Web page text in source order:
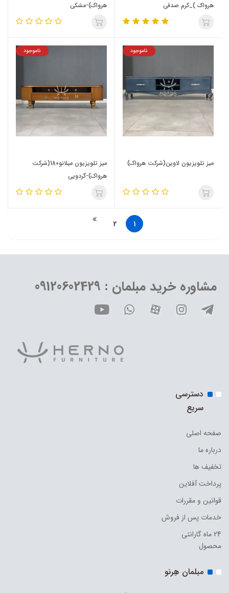
هرواک )_کرم صدفی
هرواک)-مشکی
ناموجود
میز تلویزیون لاوین(شرکت هرواک)
ناموجود
میز تلویزیون میلانو180(شرکت
هرواک)-گردویی
1
2
مشاوره خرید مبلمان : 09120602429
دسترسی
سریع
صفحه اصلی
درباره ما
تخفیف ها
پرداخت آفلاین
قوانین و مقررات
خدمات پس از فروش
24 ماه گارانتی
محصول
مبلمان هِرنو